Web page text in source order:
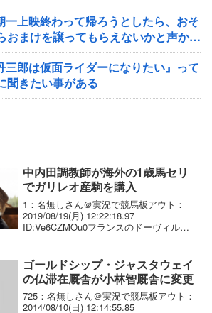
一上映終わって帰ろうとしたら、おそ
おまけを譲ってもらえないかと声かけ
三郎は仮面ライダーになりたい』って
聞きたい事がある
中内田調教師が海外の1歳馬セリ
でガリレオ産駒を購入
1：名無しさん＠実況で競馬板アウト：
2019/08/19(月) 12:22:18.97
ID:Ve6CZMOu0フランスのドーヴィルで
調教師（40）がガリレオ産駒...
ゴールドシップ・ジャスタウェイ
の仏滞在厩舎が小林智厩舎に変更
725：名無しさん＠実況で競馬板アウト：
2014/08/10(日) 12:14:55.85